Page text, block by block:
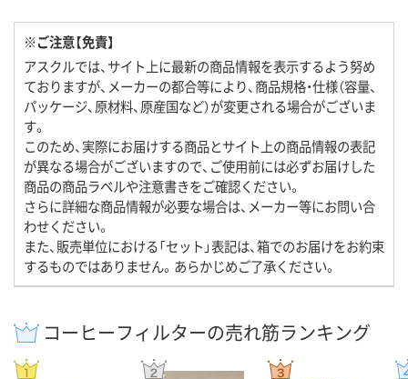
※ご注意【免責】
アスクルでは、サイト上に最新の商品情報を表示するよう努め
ておりますが、メーカーの都合等により、商品規格・仕様（容量、
パッケージ、原材料、原産国など）が変更される場合がございま
す。
このため、実際にお届けする商品とサイト上の商品情報の表記
が異なる場合がございますので、ご使用前には必ずお届けした
商品の商品ラベルや注意書きをご確認ください。
さらに詳細な商品情報が必要な場合は、メーカー等にお問い合
わせください。
また、販売単位における「セット」表記は、箱でのお届けをお約束
するものではありません。あらかじめご了承ください。
コーヒーフィルターの売れ筋ランキング